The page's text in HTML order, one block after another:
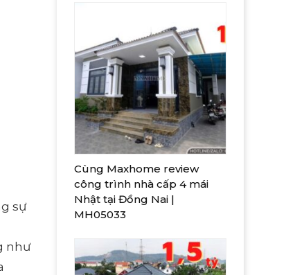
sự
như
Cùng Maxhome review
công trình nhà cấp 4 mái
Nhật tại Đồng Nai |
MH05033